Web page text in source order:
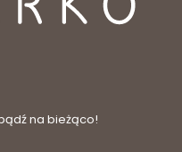
na bieżąco!